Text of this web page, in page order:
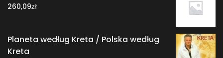
260,09zł
Planeta według Kreta / Polska według
Kreta